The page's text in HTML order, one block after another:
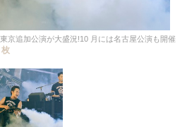
京追加公演が大盛況!10 月には名古屋公演も開催
枚